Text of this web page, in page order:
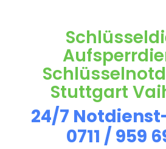
Stuttgart
24/7
0711 / 959